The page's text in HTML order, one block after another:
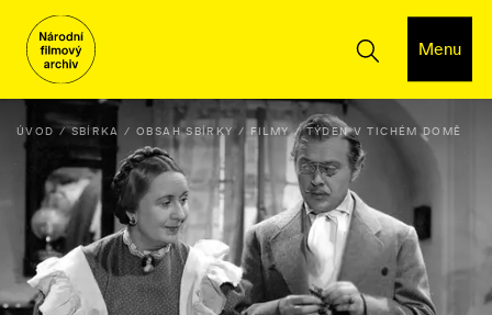
Menu
ÚVOD SBÍRKA OBSAH SBÍRKY FILMY TÝDEN V TICHÉM DOMĚ